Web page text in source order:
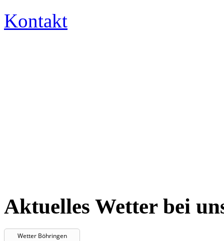
Kontakt
Aktuelles Wetter bei
Wetter Böhringen